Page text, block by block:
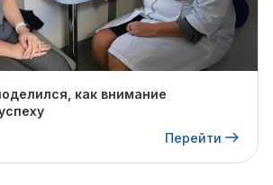
как внимание
Перейти